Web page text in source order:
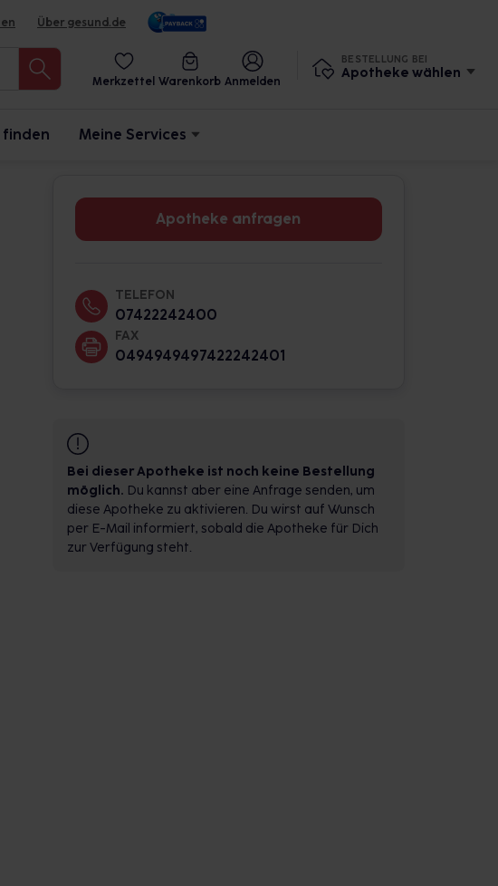
Über gesund.de
Merkzettel Warenkorb Anmelden
BESTELLUNG BEI
Apotheke wählen
Meine Services
Apotheke anfragen
TELEFON
07422242400
FAX
0494949497422242401
Bei dieser Apotheke ist noch keine Bestellung
möglich. Du kannst aber eine Anfrage senden, um
diese Apotheke zu aktivieren. Du wirst auf Wunsch
per E-Mail informiert, sobald die Apotheke für Dich
zur Verfügung steht.